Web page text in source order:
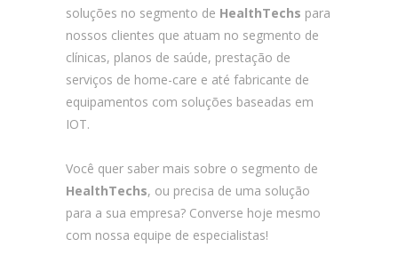
soluções no segmento de HealthTechs para
nossos clientes que atuam no segmento de
clínicas, planos de saúde, prestação de
serviços de home-care e até fabricante de
equipamentos com soluções baseadas em
IOT.
Você quer saber mais sobre o segmento de
HealthTechs, ou precisa de uma solução
para a sua empresa? Converse hoje mesmo
com nossa equipe de especialistas!